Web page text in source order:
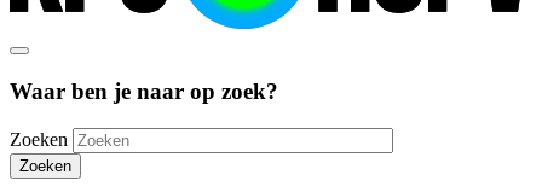
Waar ben je naar op zoek?
Zoeken
Zoeken